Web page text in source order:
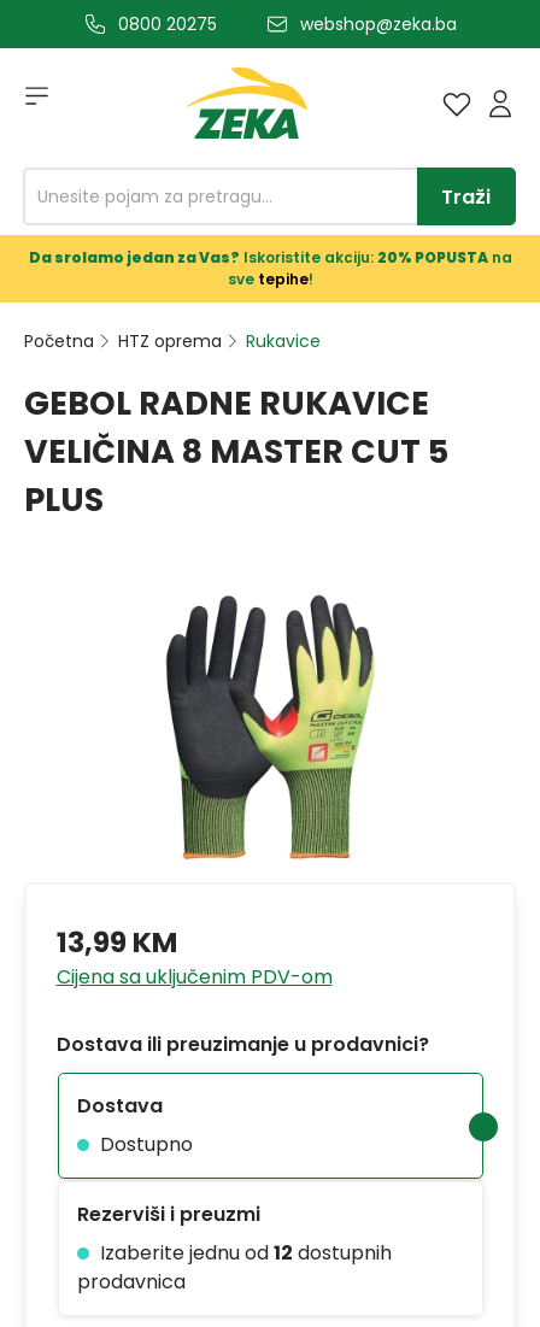
glavni sadržaj0800 20275 webshop@zeka.ba
Traži
Da srolamo jedan za Vas? Iskoristite akciju: 20% POPUSTAna
sve tepihe!
Početna HTZ oprema Rukavice
GEBOL RADNE RUKAVICE
VELIČINA 8 MASTER CUT 5
PLUS
13,99 KM
Cijena sa uključenim PDV-om
Dostava ili preuzimanje u prodavnici?
Dostava
Dostupno
Rezerviši i preuzmi
Izaberite jednu od12 dostupnih
prodavnica